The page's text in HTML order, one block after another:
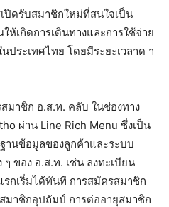
ปิดรับสมาชิกใหม่ที่สนใจเป็น
ห้เกิดการเดินทางและการใช้จ่าย
ประเทศไทย โดยมีระยะเวลาด า
มาชิก อ.ส.ท. คลับ ในช่องทาง
ผ่าน Line Rich Menu ซึ่งเป็น
านข้อมูลของลูกค้าและระบบ
ของ อ.ส.ท. เช่น ลงทะเบียน
กเริ่มได้ทันที การสมัครสมาชิก
มาชิกอุปถัมป์ การต่ออายุสมาชิก